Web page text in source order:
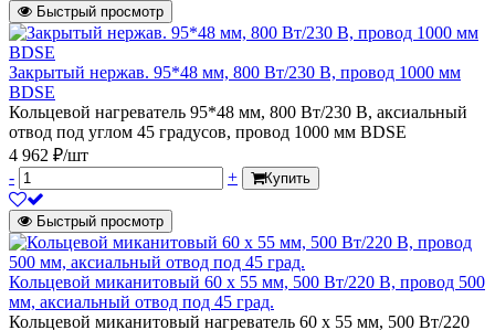
Быстрый просмотр
Закрытый нержав. 95*48 мм, 800 Вт/230 В, провод 1000 мм
BDSE
Кольцевой нагреватель 95*48 мм, 800 Вт/230 В, аксиальный
отвод под углом 45 градусов, провод 1000 мм BDSE
4 962 ₽/шт
-
+ Купить
Быстрый просмотр
Кольцевой миканитовый 60 х 55 мм, 500 Вт/220 В, провод 500
мм, аксиальный отвод под 45 град.
Кольцевой миканитовый нагреватель 60 х 55 мм, 500 Вт/220